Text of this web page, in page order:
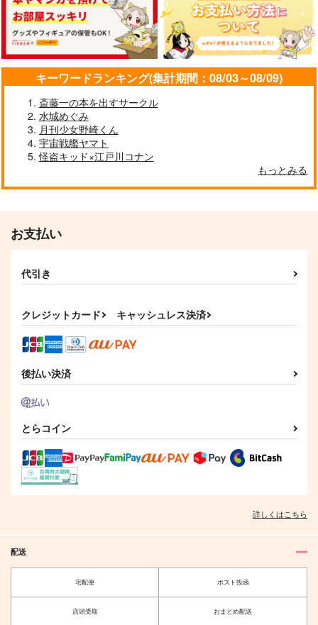
キーワードランキング(集計期間：08/03～08/09)
斎藤一の本を出すサークル
水城めぐみ
月刊少女野崎くん
宇宙戦艦ヤマト
怪盗キッド×江戸川コナン
もっとみる
お支払い
代引き
クレジットカード キャッシュレス決済
後払い決済
とらコイン
詳しくはこちら
配送
宅配便 ポスト投函
店頭受取 おまとめ配送